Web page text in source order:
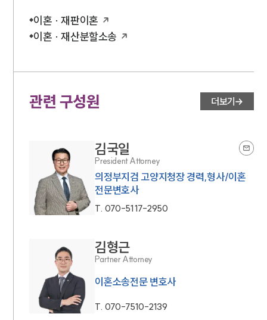
이혼 · 재판이혼
이혼 · 재산분할소송
관련 구성원 더보기
김국일
President Attorney
의정부지검 고양지청장 경력,형사/이혼
전문변호사
T. 070-5117-2950
김형근
Partner Attorney
이혼소송전문 변호사
T. 070-7510-2139